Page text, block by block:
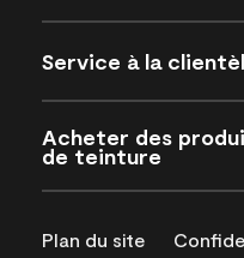
Service à la
Acheter des
de teinture
Plan du site